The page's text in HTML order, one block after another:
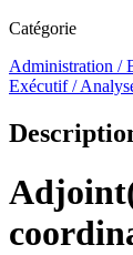
Catégorie
Administration /
Exécutif /